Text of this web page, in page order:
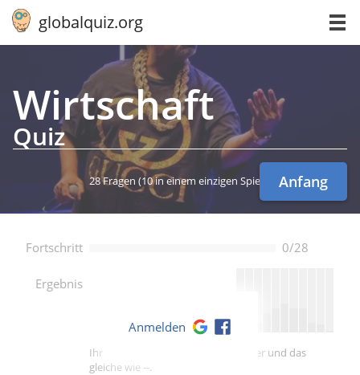
globalquiz.org
Wirt­schaft
Quiz
28 Fragen (10 in einem einzigen Spiel) Anfang
Fortschritt 0/28
Ergebnis
Ihre Punktzahl ist besser als -- Spieler und das
gleiche wie --.
Anmelden